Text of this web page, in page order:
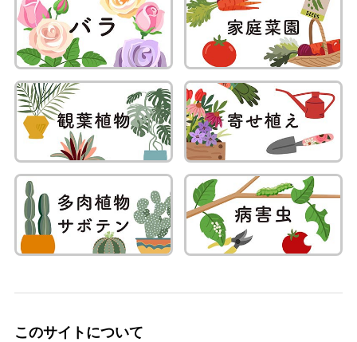
このサイトについて